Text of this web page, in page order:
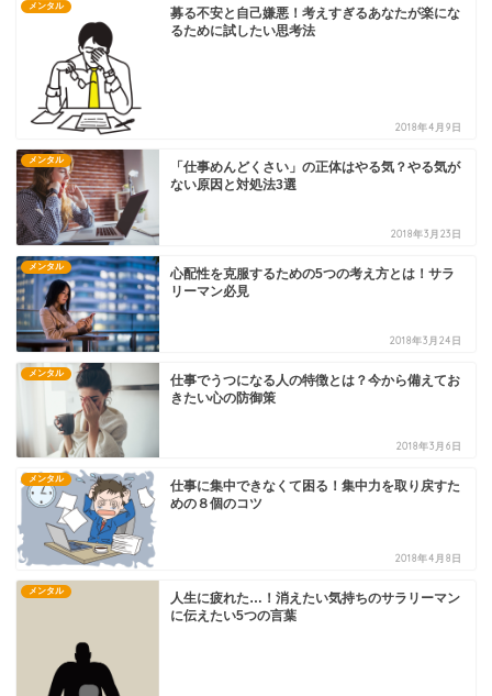
メンタル
募る不安と自己嫌悪！考えすぎるあなたが楽にな
るために試したい思考法
2018年4月9日
メンタル
「仕事めんどくさい」の正体はやる気？やる気が
ない原因と対処法3選
2018年3月23日
メンタル
心配性を克服するための5つの考え方とは！サラ
リーマン必見
2018年3月24日
メンタル
仕事でうつになる人の特徴とは？今から備えてお
きたい心の防御策
2018年3月6日
メンタル
仕事に集中できなくて困る！集中力を取り戻すた
めの８個のコツ
2018年4月8日
メンタル
人生に疲れた…！消えたい気持ちのサラリーマン
に伝えたい5つの言葉